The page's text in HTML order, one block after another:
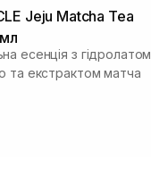
Jeju Matcha Tea
есенція з гідролатом
та екстрактом матча